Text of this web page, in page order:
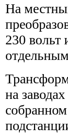
На
230 вольт
на